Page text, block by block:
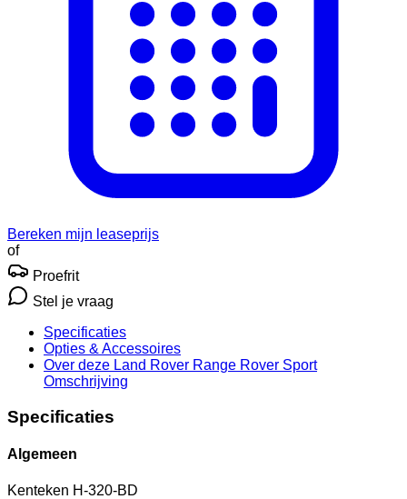
Bereken mijn leaseprijs
of
Proefrit
Stel je vraag
Specificaties
Opties & Accessoires
Over deze Land Rover Range Rover Sport
Omschrijving
Specificaties
Algemeen
Kenteken H-320-BD